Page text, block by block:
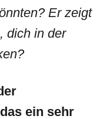
Er zeigt
dich in der
ein sehr